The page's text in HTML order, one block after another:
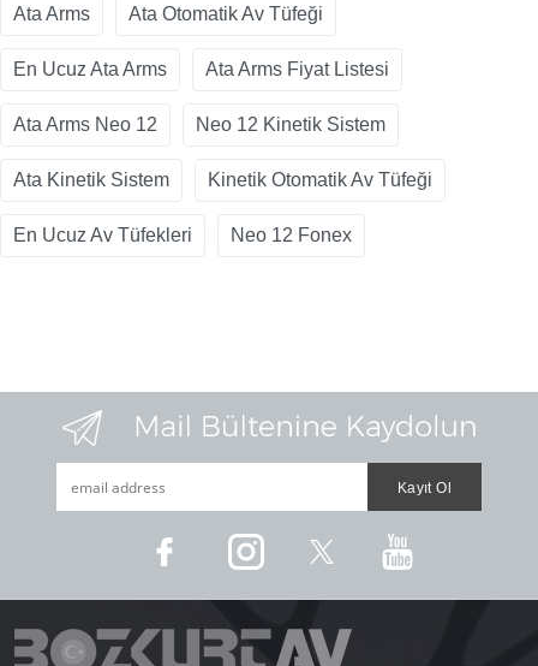
Ata Arms Ata Otomatik Av Tüfeği
En Ucuz Ata Arms Ata Arms Fiyat Listesi
Ata Arms Neo 12 Neo 12 Kinetik Sistem
Ata Kinetik Sistem Kinetik Otomatik Av Tüfeği
En Ucuz Av Tüfekleri Neo 12 Fonex